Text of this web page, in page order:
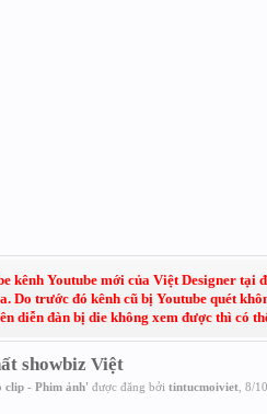
kênh Youtube mới của Việt Designer tại
Do trước đó kênh cũ bị Youtube quét
diễn đàn bị die không xem được thì có
showbiz Việt
clip - Phim ảnh' được đăng bởi tintucmoiviet, 8/